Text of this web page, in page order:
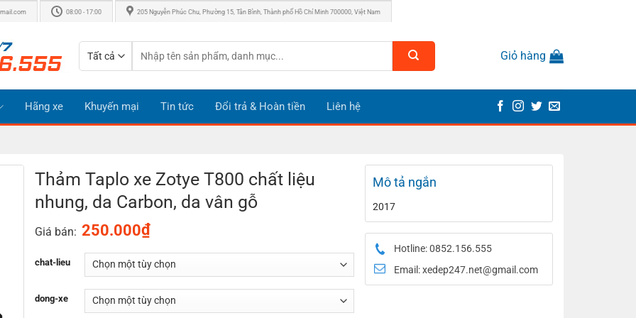
08:00 - 17:00 205 Nguyễn Phúc Chu, Phường 15, Tân Bình, Thành phố Hồ Chí Minh 700000, Việt Nam
kiếm:
Giỏ hàng
Hãng xe Khuyến mại Tin tức Đổi trả & Hoàn tiền Liên hệ
Thảm Taplo xe Zotye T800 chất liệu
nhung, da Carbon, da vân gỗ
Giá bán: 250.000₫
chat-lieu
dong-xe
Mô tả ngắn
2017
Hotline: 0852.156.555
Email:xedep247.net@gmail.com